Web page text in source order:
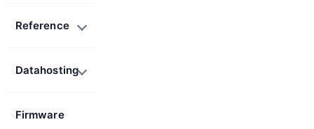
Reference
Datahosting
Firmware